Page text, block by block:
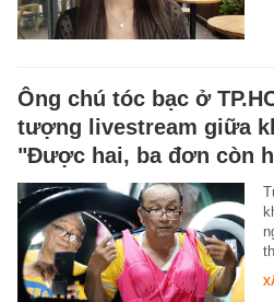
Ông chú tóc bạc ở
tượng livestream giữa
"Được hai, ba đơn còn